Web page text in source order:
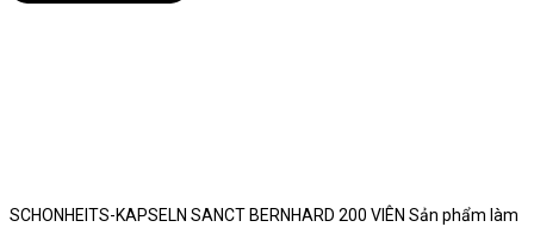
SCHONHEITS-KAPSELN SANCT BERNHARD 200 VIÊN Sản phẩm làm